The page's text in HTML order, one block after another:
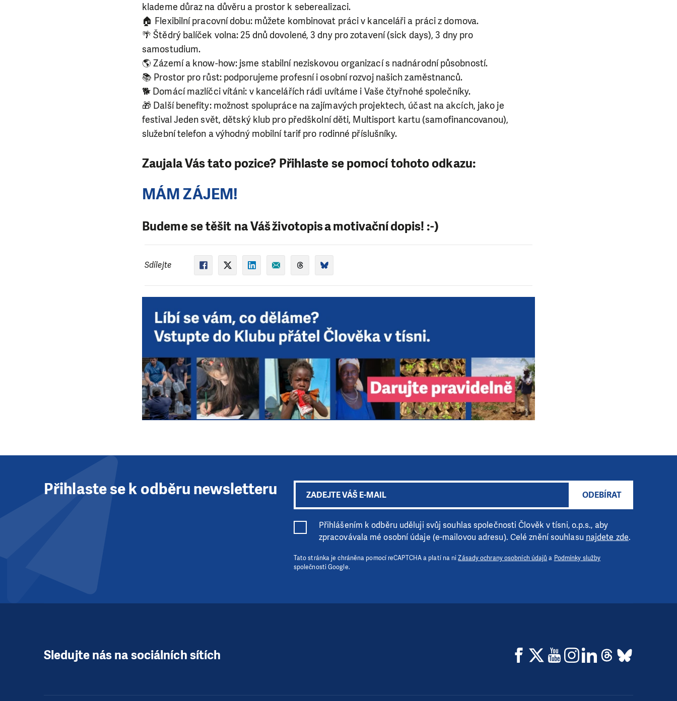
klademe důraz na důvěru a prostor k seberealizaci.
🏠 Flexibilní pracovní dobu: můžete kombinovat práci v kanceláři a práci z domova.
🌴 Štědrý balíček volna: 25 dnů dovolené, 3 dny pro zotavení (sick days), 3 dny pro
samostudium.
🌎 Zázemí a know-how: jsme stabilní neziskovou organizací s nadnárodní působností.
📚 Prostor pro růst: podporujeme profesní i osobní rozvoj našich zaměstnanců.
🐕 Domácí mazlíčci vítáni: v kancelářích rádi uvítáme i Vaše čtyřnohé společníky.
🎁 Další benefity: možnost spolupráce na zajímavých projektech, účast na akcích, jako je
festival Jeden svět, dětský klub pro předškolní děti, Multisport kartu (samofinancovanou),
služební telefon a výhodný mobilní tarif pro rodinné příslušníky.
Zaujala Vás tato pozice? Přihlaste se pomocí tohoto odkazu:
MÁM ZÁJEM!
Budeme se těšit na Váš životopis a motivační dopis! :-)
Sdílejte
Přihlaste se k odběru newsletteru ODEBÍRAT
Přihlášením k odběru uděluji svůj souhlas společnosti Člověk v tísni, o.p.s., aby
zpracovávala mé osobní údaje (e-mailovou adresu). Celé znění souhlasu najdete zde.
Tato stránka je chráněna pomocí reCAPTCHA a platí na niZásady ochrany osobních údajů a Podmínky služby
společnosti Google.
Sledujte nás na sociálních sítích